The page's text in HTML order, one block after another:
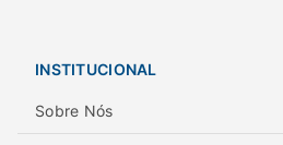
INSTITUCIONAL
Sobre Nós